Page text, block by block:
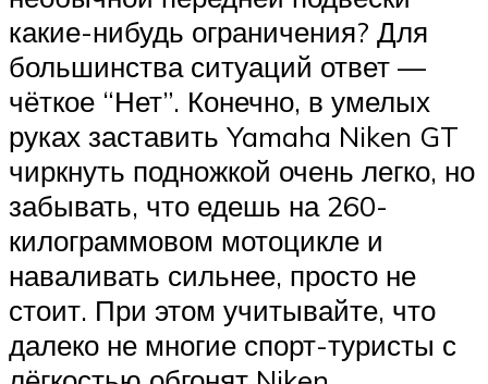
какие-нибудь ограничения? Для
большинства ситуаций ответ —
чёткое “Нет”. Конечно, в умелых
руках заставить Yamaha Niken GT
чиркнуть подножкой очень легко, но
забывать, что едешь на 260-
килограммовом мотоцикле и
наваливать сильнее, просто не
стоит. При этом учитывайте, что
далеко не многие спорт-туристы с